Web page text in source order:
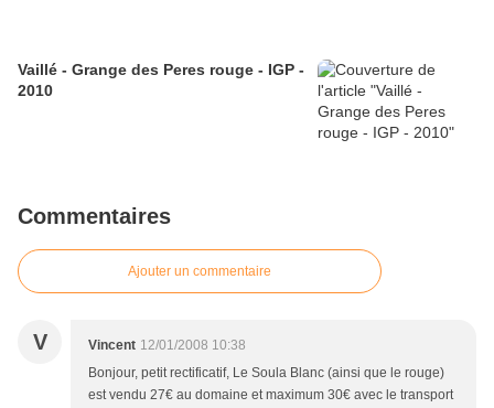
Vaillé - Grange des Peres rouge - IGP -
2010
Commentaires
Ajouter un commentaire
V Vincent 12/01/2008 10:38
Bonjour, petit rectificatif, Le Soula Blanc (ainsi que le rouge)
est vendu 27€ au domaine et maximum 30€ avec le transport